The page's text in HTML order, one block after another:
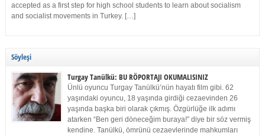
accepted as a first step for high school students to learn about socialism
and socialist movements in Turkey. […]
Söyleşi
Turgay Tanülkü: BU RÖPORTAJI OKUMALISINIZ
Ünlü oyuncu Turgay Tanülkü’nün hayatı film gibi. 62
yaşındaki oyuncu, 18 yaşında girdiği cezaevinden 26
yaşında başka biri olarak çıkmış. Özgürlüğe ilk adımı
atarken “Ben geri döneceğim buraya!” diye bir söz vermiş
kendine. Tanülkü, ömrünü cezaevlerinde mahkumları